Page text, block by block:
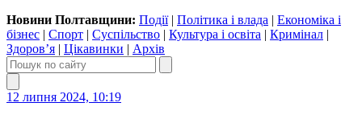
Новини Полтавщини: Події| Політика і влада | Економіка і
бізнес | Спорт | Суспільство | Культура і освіта | Кримінал |
Здоров’я | Цікавинки | Архів
12 липня 2024, 10:19